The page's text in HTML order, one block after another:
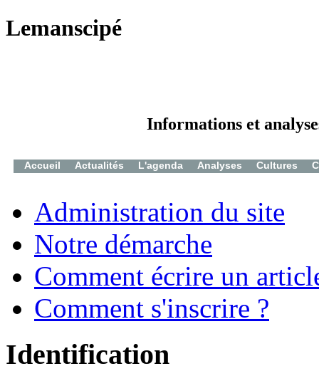
Lemanscipé
Informations et
Accueil Actualités L'agenda Analyses Cultures
Administration du site
Notre démarche
Comment écrire un
Comment s'inscrire ?
Identification